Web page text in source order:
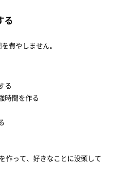
る
費やしません。
る
時間を作る
作って、好きなことに没頭して